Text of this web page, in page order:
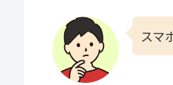
スマ